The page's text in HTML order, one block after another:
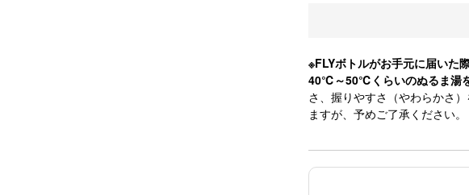
※FLYボトルがお手元に届いた
40℃～50℃くらいのぬるま湯を
さ、握りやすさ（やわらかさ
ますが、予めご了承ください。